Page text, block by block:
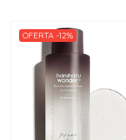
OFERTA -12%